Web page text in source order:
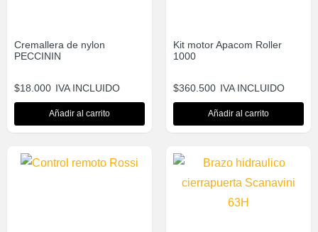
Cremallera de nylon
PECCININ
$18.000 IVA INCLUIDO
Añadir al carrito
Kit motor Apacom Roller
1000
$360.500 IVA INCLUIDO
Añadir al carrito